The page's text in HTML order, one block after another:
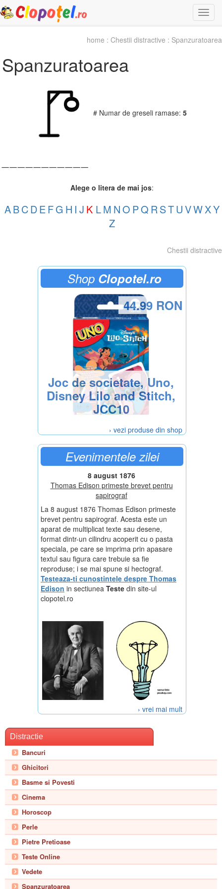
Distractie
Bancuri
Ghicitori
Basme si Povesti
Cinema
Horoscop
Perle
Pietre Pretioase
Teste Online
Vedete
Spanzuratoarea
home : Chestii distractive : Spanzuratoarea
Spanzuratoarea
# Numar de greseli ramase: 5
Alege o litera de mai jos:
ABCDEFG H I J K LM NO PQ RSTUVWXY
Z
Chestii distractive
Shop Clopotel.ro
Joc de societate, Uno,
Disney Lilo and Stitch,
JCC10
44.99 RON
› vezi produse din shop
Evenimentele zilei
8 august 1876
Thomas Edison primeste brevet pentru
sapirograf
La 8 august 1876 Thomas Edison primeste
brevet pentru sapirograf. Acesta este un
aparat de multiplicat texte sau desene,
format dintr-un cilindru acoperit cu o pasta
speciala, pe care se imprima prin apasare
textul sau figura care trebuie sa fie
reproduse; i se mai spune si hectograf.
Testeaza-ti cunostintele despre Thomas
Edison in sectiunea Teste din site-ul
clopotel.ro
› vrei mai mult